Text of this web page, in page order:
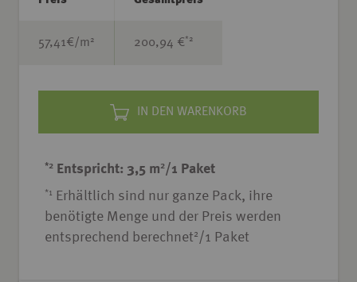
57,41€/m 2 200,94 € *2
IN DEN WARENKORB
*2 Entspricht: 3,5 m2/1 Paket
*1
Erhältlich sind nur ganze Pack, ihre
benötigte Menge und der Preis werden
entsprechend berechnet2 /1 Paket